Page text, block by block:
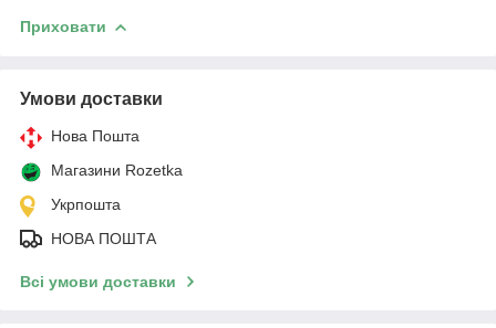
Приховати
Умови доставки
Нова Пошта
Магазини Rozetka
Укрпошта
НОВА ПОШТА
Всі умови доставки